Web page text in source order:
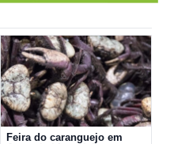
Feira do caranguejo em